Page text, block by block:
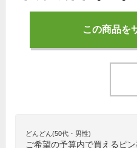
この商品を
どんどん(50代・男性)
ご希望の予算内で買えるピ